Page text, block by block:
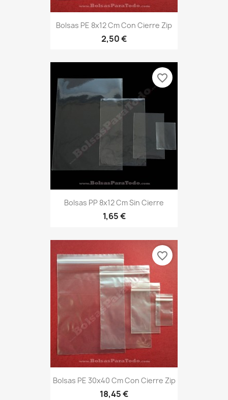
Bolsas PE 8x12 Cm Con Cierre Zip
2,50 €
Bolsas PP 8x12 Cm Sin Cierre
1,65 €
favorite_border
Bolsas PE 30x40 Cm Con Cierre Zip
18,45 €
favorite_border